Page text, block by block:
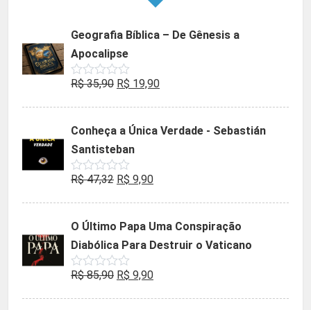
Geografia Bíblica – De Gênesis a
Apocalipse
Avaliação
de
R$35,90 O
era:
R$ 35,90.
R$ 19,90O
é:
Conheça a Única Verdade - Sebastián
Santisteban
Avaliação
de
R$47,32 O
era:
R$ 47,32.
R$ 9,90O
é:
R$ 9,90.
O Último Papa Uma Conspiração
Diabólica Para Destruir o Vaticano
Avaliação
de
R$85,90 O
R$ 9,90O